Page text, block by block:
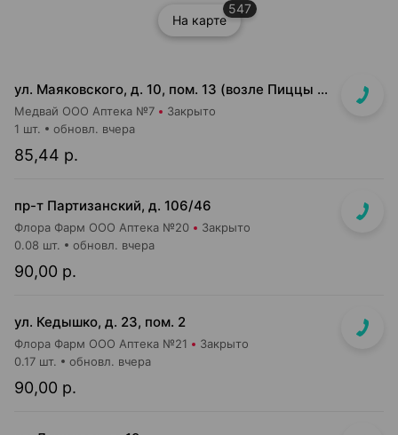
На карте
547
ул. Маяковского, д. 10, пом. 13 (возле Пиццы Мании)
Медвай ООО Аптека №7 Закрыто
85,44 р.
1 шт. обновл. вчера
пр-т Партизанский, д. 106/46
Флора Фарм ООО Аптека №20 Закрыто
90,00 р.
0.08 шт. обновл. вчера
ул. Кедышко, д. 23, пом. 2
Флора Фарм ООО Аптека №21 Закрыто
90,00 р.
0.17 шт. обновл. вчера